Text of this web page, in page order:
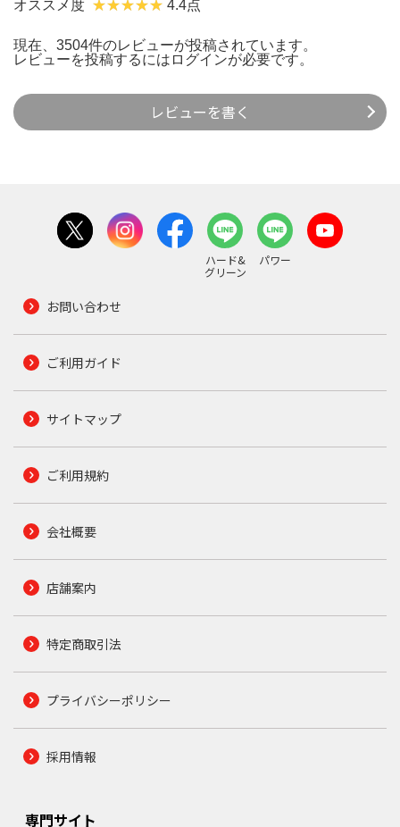
オススメ度 4.4点
現在、3504件のレビューが投稿されています。
レビューを投稿するには ログインが必要です。
レビューを書く
ハード&
グリーン
パワー
お問い合わせ
ご利用ガイド
サイトマップ
ご利用規約
会社概要
店舗案内
特定商取引法
プライバシーポリシー
採用情報
専門サイト